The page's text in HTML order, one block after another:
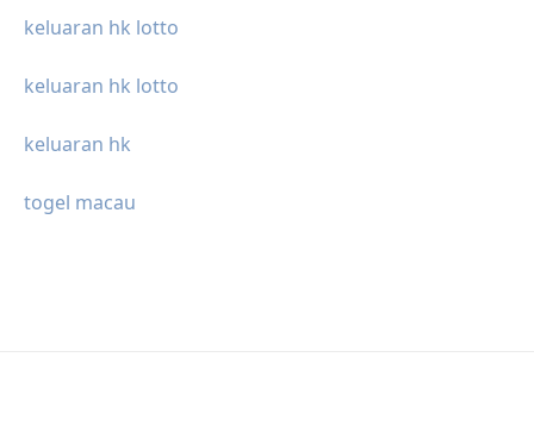
keluaran hk lotto
keluaran hk lotto
keluaran hk
togel macau